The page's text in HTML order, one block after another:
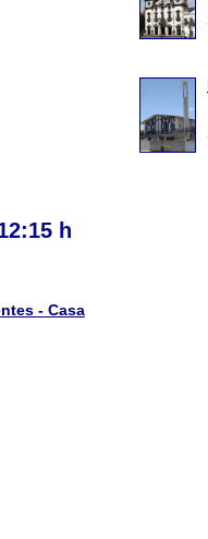
h
- Casa